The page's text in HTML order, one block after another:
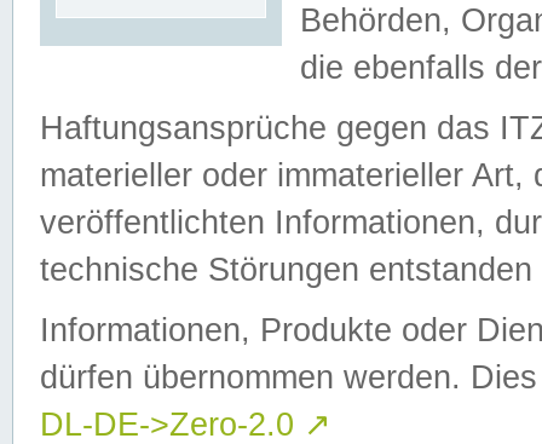
Behörden,
die ebenfalls
Haftungsansprüche gegen das
materieller oder immaterieller
veröffentlichten Informationen,
technische Störungen
Informationen, Produkte oder
dürfen übernommen werden.
DL-DE->Zero-2.0 ↗